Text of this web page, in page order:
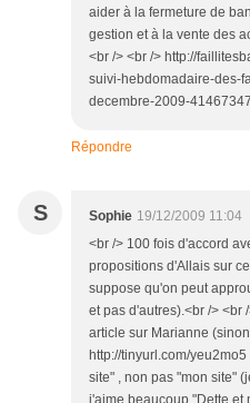
aider à la fermeture de
gestion et à la vente des
<br /> <br /> http://
suivi-hebdomadaire-des-
decembre-2009-
Répondre
S Sophie 19/12/2009 11:04
<br /> 100 fois d'accord
propositions d'Allais sur
suppose qu'on peut
et pas d'autres).<br /> <br
article sur Marianne
http://tinyurl.com/
site" , non pas "mon site"
j'aime beaucoup "Dette et